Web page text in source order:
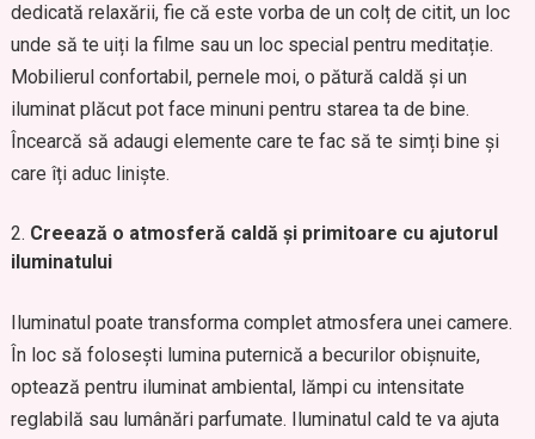
dedicată relaxării, fie că este vorba de un colț de citit, un loc
unde să te uiți la filme sau un loc special pentru meditație.
Mobilierul confortabil, pernele moi, o pătură caldă și un
iluminat plăcut pot face minuni pentru starea ta de bine.
Încearcă să adaugi elemente care te fac să te simți bine și
care îți aduc liniște.
Creează o atmosferă caldă și primitoare cu ajutorul
iluminatului
Iluminatul poate transforma complet atmosfera unei camere.
În loc să folosești lumina puternică a becurilor obișnuite,
optează pentru iluminat ambiental, lămpi cu intensitate
reglabilă sau lumânări parfumate. Iluminatul cald te va ajuta